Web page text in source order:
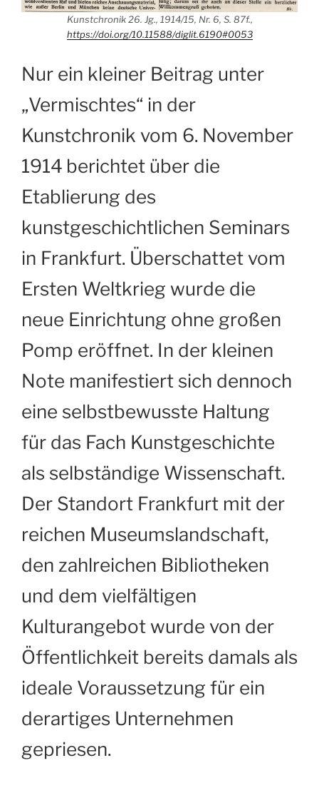
Kunstchronik 26. Jg., 1914/15, Nr. 6, S. 87f.,
https://doi.org/10.11588/diglit.6190#0053
Nur ein kleiner Beitrag unter
„Vermischtes“ in der
Kunstchronik vom 6. November
1914 berichtet über die
Etablierung des
kunstgeschichtlichen Seminars
in Frankfurt. Überschattet vom
Ersten Weltkrieg wurde die
neue Einrichtung ohne großen
Pomp eröffnet. In der kleinen
Note manifestiert sich dennoch
eine selbstbewusste Haltung
für das Fach Kunstgeschichte
als selbständige Wissenschaft.
Der Standort Frankfurt mit der
reichen Museumslandschaft,
den zahlreichen Bibliotheken
und dem vielfältigen
Kulturangebot wurde von der
Öffentlichkeit bereits damals als
ideale Voraussetzung für ein
derartiges Unternehmen
gepriesen.